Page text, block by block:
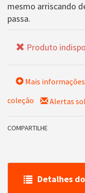
mesmo arriscando
passa.
Produto
Mais informações
coleção
Alertas
COMPARTILHE
Detalhes